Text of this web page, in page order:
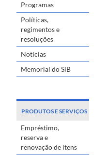
Programas
Políticas,
regimentos e
resoluções
Notícias
Memorial do SiB
PRODUTOS E SERVIÇOS
Empréstimo,
reserva e
renovação de itens